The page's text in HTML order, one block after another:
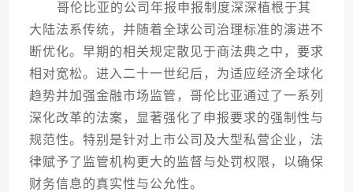
哥伦比亚的公司年报申报制度深深植根于其
大陆法系传统，并随着全球公司治理标准的演进不
断优化。早期的相关规定散见于商法典之中，要求
相对宽松。进入二十一世纪后，为适应经济全球化
趋势并加强金融市场监管，哥伦比亚通过了一系列
深化改革的法案，显著强化了申报要求的强制性与
规范性。特别是针对上市公司及大型私营企业，法
律赋予了监管机构更大的监督与处罚权限，以确保
财务信息的真实性与公允性。